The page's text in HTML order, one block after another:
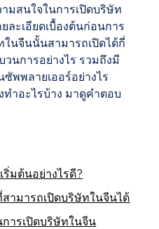
มสนใจในการเปิดบริษัท
ละเอียดเบื้องต้นก่อนการ
ในจีนนั้นสามารถเปิดได้กี่
นการอย่างไร รวมถึงมี
ซัพพลายเออร์อย่างไร
าอะไรบ้าง มาดูคำตอบ
ริ่มต้นอย่างไรดี?
สามารถเปิดบริษัทในจีนได้
ารเปิดบริษัทในจีน